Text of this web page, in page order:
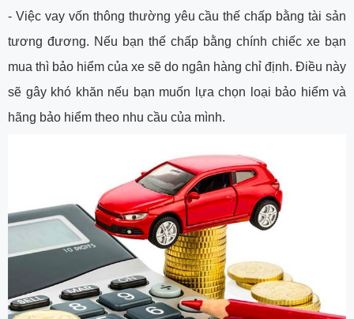
- Việc vay vốn thông thường yêu cầu thế chấp bằng tài sản
tương đương. Nếu bạn thế chấp bằng chính chiếc xe bạn
mua thì bảo hiểm của xe sẽ do ngân hàng chỉ định. Điều này
sẽ gây khó khăn nếu bạn muốn lựa chọn loại bảo hiểm và
hãng bảo hiểm theo nhu cầu của mình.